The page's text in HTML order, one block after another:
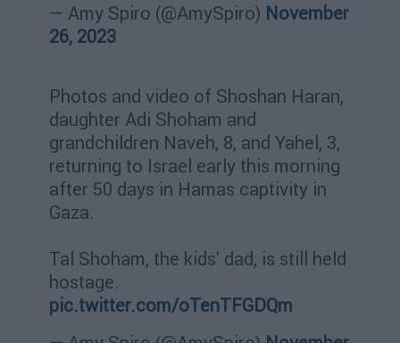
— Amy Spiro (@AmySpiro) November
26, 2023
Photos and video of Shoshan Haran,
daughter Adi Shoham and
grandchildren Naveh, 8, and Yahel, 3,
returning to Israel early this morning
after 50 days in Hamas captivity in
Gaza.
Tal Shoham, the kids' dad, is still held
hostage.
pic.twitter.com/oTenTFGDQm